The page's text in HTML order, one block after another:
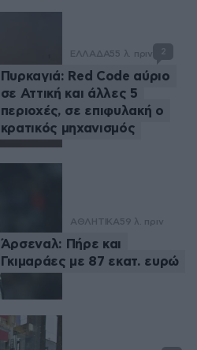
ΕΛΛΑΔΑ55 λ. πριν 2
Πυρκαγιά: Red Code αύριο
σε Αττική και άλλες 5
περιοχές, σε επιφυλακή ο
κρατικός μηχανισμός
ΑΘΛΗΤΙΚΑ59 λ. πριν
Άρσεναλ: Πήρε και
Γκιμαράες με 87 εκατ. ευρώ